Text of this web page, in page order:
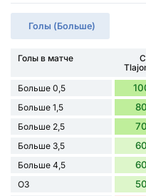
Голы (Больше)
Голы в матче
Больше 0,5
Больше 1,5
Больше 2,5
Больше 3,5
Больше 4,5
ОЗ